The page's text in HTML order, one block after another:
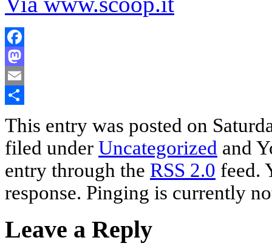
Facebook
Mastodon
Email
This entry was posted on
filed under Uncategorized and
entry through the RSS 2.0 feed.
response. Pinging is currently
Leave a Reply